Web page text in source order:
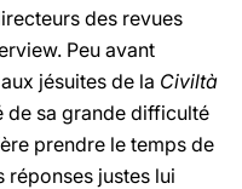
des revues
Peu avant
jésuites de la Civiltà
de sa grande difficulté
prendre le temps de
réponses justes lui